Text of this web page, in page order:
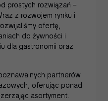
prostych rozwiązań –
z rozwojem rynku i
ofertę,
do żywności i
dla gastronomii oraz
partnerów
oferując ponad
asortyment.